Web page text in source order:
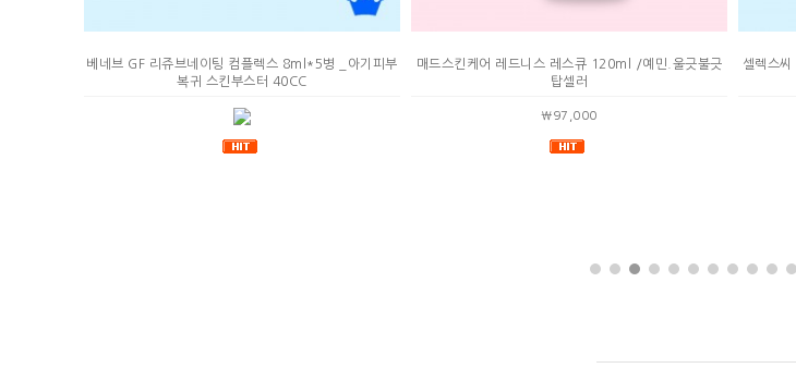
베네브 GF 리쥬브네이팅 컴플렉스 8ml*5병 _아기피부
복귀 스킨부스터 40CC
매드스킨케어 레드니스 레스큐 120ml /예민.울긋불긋
탑셀러
￦97,000
셀렉스